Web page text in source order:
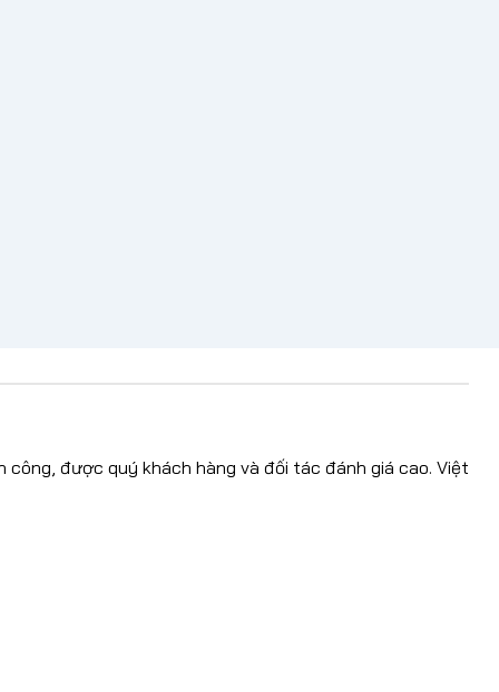
được quý khách hàng và đối tác đánh giá cao. Việt